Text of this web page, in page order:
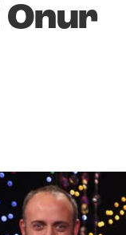
Onur